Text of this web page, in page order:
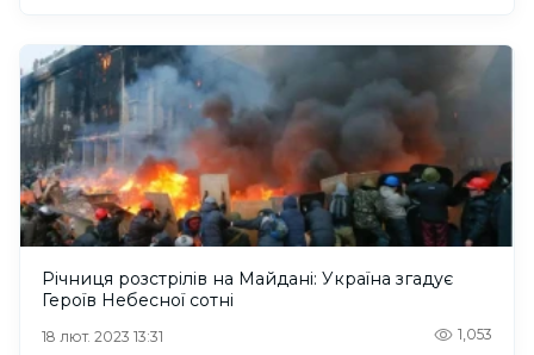
Річниця розстрілів на Майдані: Україна згадує
Героїв Небесної сотні
18 лют. 2023 13:31 1,053